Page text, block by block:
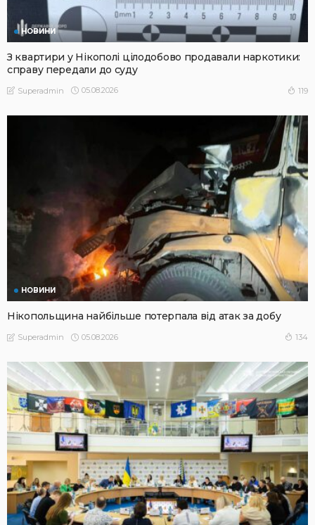
НОВИНИ
З квартири у Нікополі цілодобово продавали наркотики:
справу передали до суду
Superadmin 05.08.2026 119
НОВИНИ
Нікопольщина найбільше потерпала від атак за добу
Superadmin 05.08.2026 134